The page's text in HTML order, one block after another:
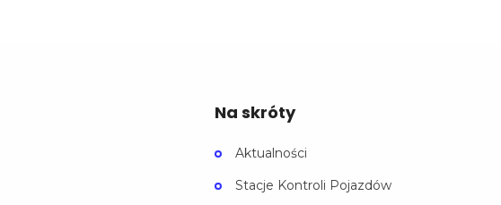
Na skróty
Aktualności
Stacje Kontroli Pojazdów